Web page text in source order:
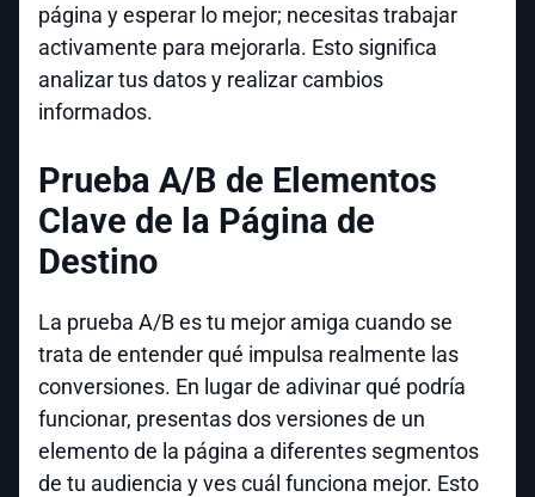
página y esperar lo mejor; necesitas trabajar
activamente para mejorarla. Esto significa
analizar tus datos y realizar cambios
informados.
Prueba A/B de Elementos
Clave de la Página de
Destino
La prueba A/B es tu mejor amiga cuando se
trata de entender qué impulsa realmente las
conversiones. En lugar de adivinar qué podría
funcionar, presentas dos versiones de un
elemento de la página a diferentes segmentos
de tu audiencia y ves cuál funciona mejor. Esto